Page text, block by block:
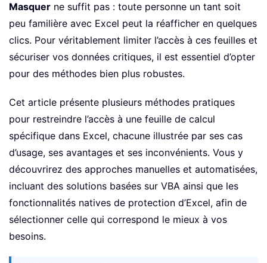
Masquer ne suffit pas : toute personne un tant soit
peu familière avec Excel peut la réafficher en quelques
clics. Pour véritablement limiter l’accès à ces feuilles et
sécuriser vos données critiques, il est essentiel d’opter
pour des méthodes bien plus robustes.
Cet article présente plusieurs méthodes pratiques
pour restreindre l’accès à une feuille de calcul
spécifique dans Excel, chacune illustrée par ses cas
d’usage, ses avantages et ses inconvénients. Vous y
découvrirez des approches manuelles et automatisées,
incluant des solutions basées sur VBA ainsi que les
fonctionnalités natives de protection d’Excel, afin de
sélectionner celle qui correspond le mieux à vos
besoins.